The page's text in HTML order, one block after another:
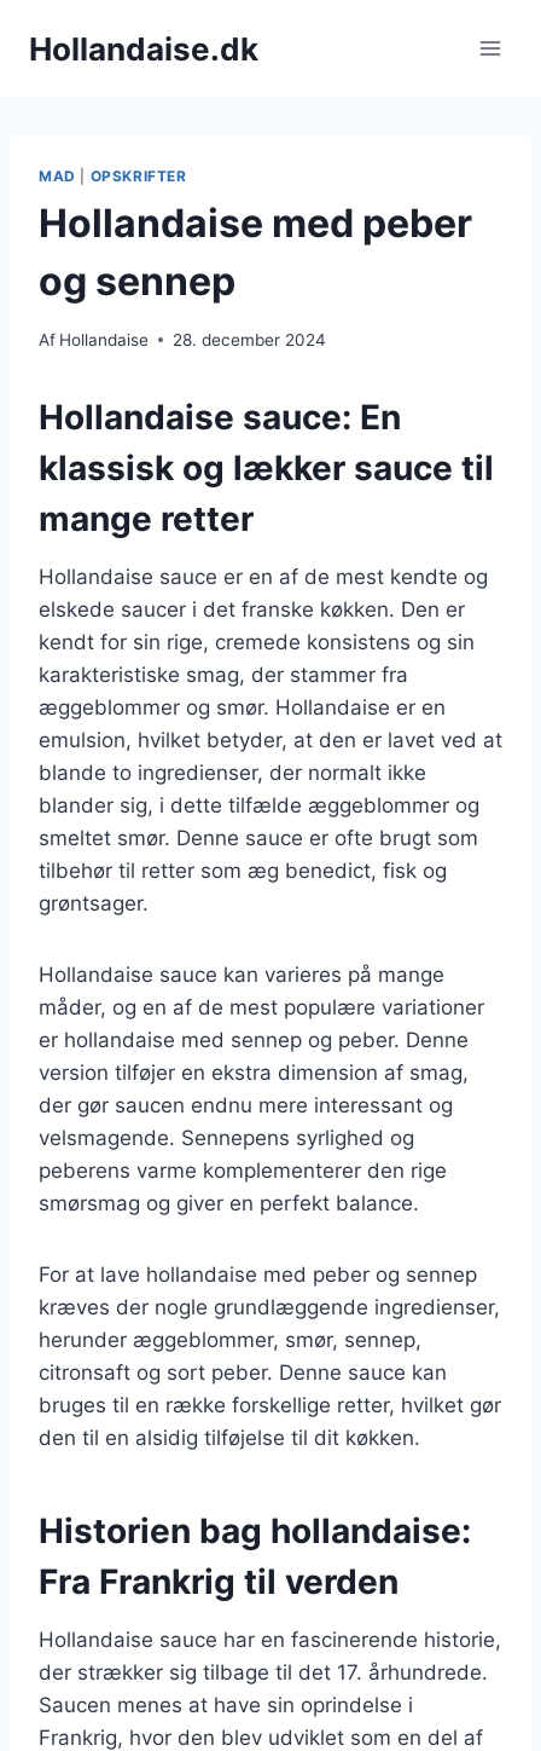
Hollandaise.dk
MAD OPSKRIFTER
Hollandaise med peber
og sennep
Af Hollandaise 28. december 2024
Hollandaise sauce: En
klassisk og lækker sauce til
mange retter
Hollandaise sauce er en af de mest kendte og
elskede saucer i det franske køkken. Den er
kendt for sin rige, cremede konsistens og sin
karakteristiske smag, der stammer fra
æggeblommer og smør. Hollandaise er en
emulsion, hvilket betyder, at den er lavet ved at
blande to ingredienser, der normalt ikke
blander sig, i dette tilfælde æggeblommer og
smeltet smør. Denne sauce er ofte brugt som
tilbehør til retter som æg benedict, fisk og
grøntsager.
Hollandaise sauce kan varieres på mange
måder, og en af de mest populære variationer
er hollandaise med sennep og peber. Denne
version tilføjer en ekstra dimension af smag,
der gør saucen endnu mere interessant og
velsmagende. Sennepens syrlighed og
peberens varme komplementerer den rige
smørsmag og giver en perfekt balance.
For at lave hollandaise med peber og sennep
kræves der nogle grundlæggende ingredienser,
herunder æggeblommer, smør, sennep,
citronsaft og sort peber. Denne sauce kan
bruges til en række forskellige retter, hvilket gør
den til en alsidig tilføjelse til dit køkken.
Historien bag hollandaise:
Fra Frankrig til verden
Hollandaise sauce har en fascinerende historie,
der strækker sig tilbage til det 17. århundrede.
Saucen menes at have sin oprindelse i
Frankrig, hvor den blev udviklet som en del af